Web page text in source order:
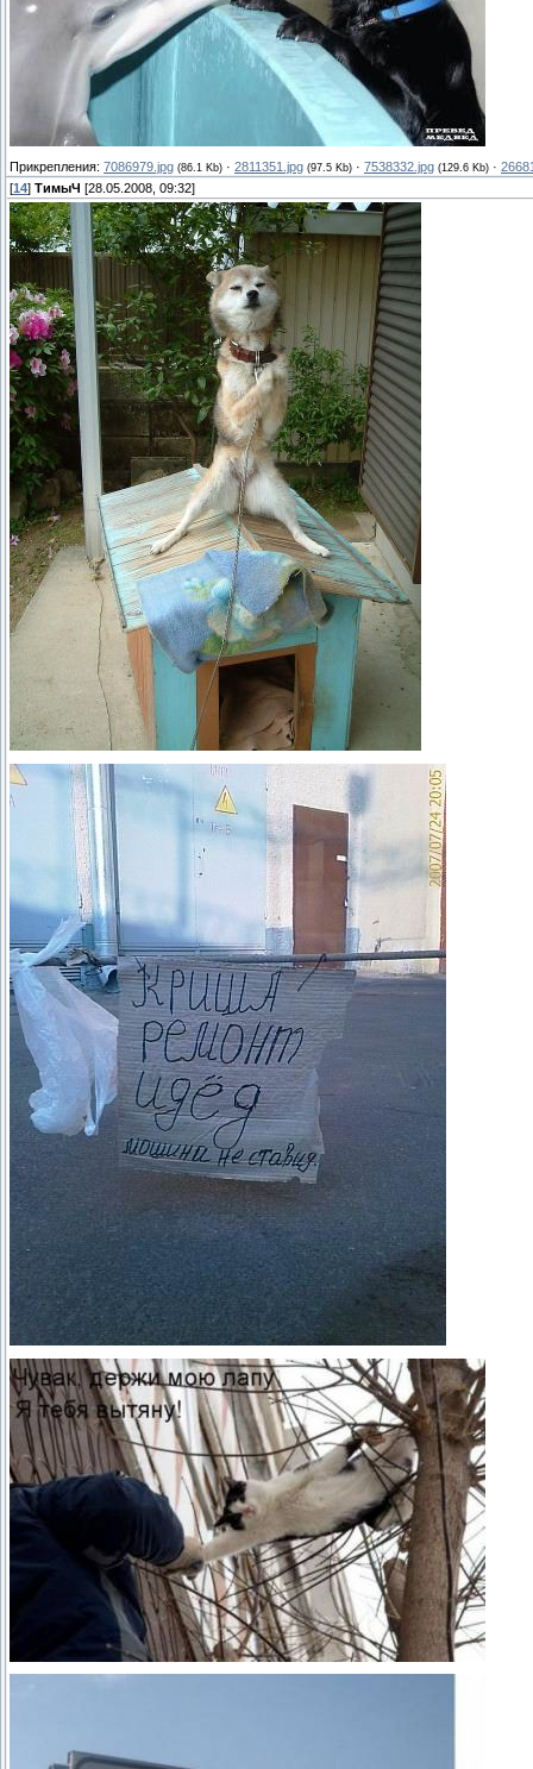
Прикрепления: 7086979.jpg (86.1 Kb) · 2811351.jpg (97.5 Kb) · 7538332.jpg (129.6 Kb) ·
[14] ТимыЧ [28.05.2008, 09:32]